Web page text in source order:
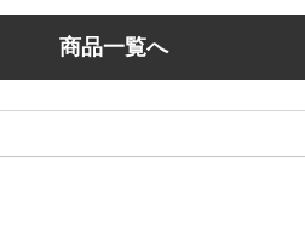
商品一覧へ